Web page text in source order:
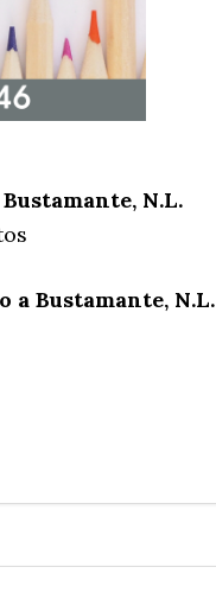
N.L.
a Bustamante, N.L.